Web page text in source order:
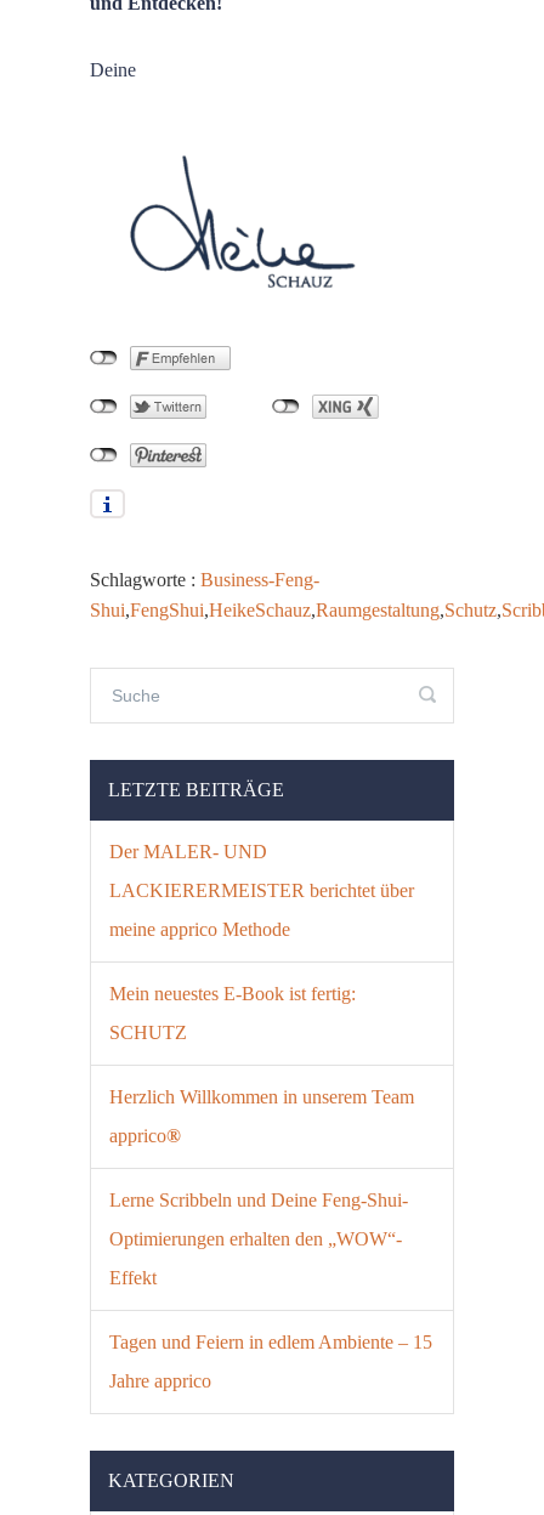
Deine
Schlagworte : Business-Feng-
Shui,FengShui,HeikeSchauz,Raumgestaltung,Schutz,
LETZTE BEITRÄGE
Der MALER- UND
LACKIERERMEISTER berichtet über
meine apprico Methode
Mein neuestes E-Book ist fertig:
SCHUTZ
Herzlich Willkommen in unserem Team
apprico®
Lerne Scribbeln und Deine Feng-Shui-
Optimierungen erhalten den „WOW“-
Effekt
Tagen und Feiern in edlem Ambiente – 15
Jahre apprico
KATEGORIEN